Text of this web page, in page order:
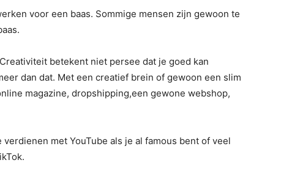
voor een baas. Sommige mensen zijn gewoon te
betekent niet persee dat je goed kan
dan dat. Met een creatief brein of gewoon een slim
magazine, dropshipping,een gewone webshop,
met YouTube als je al famous bent of veel